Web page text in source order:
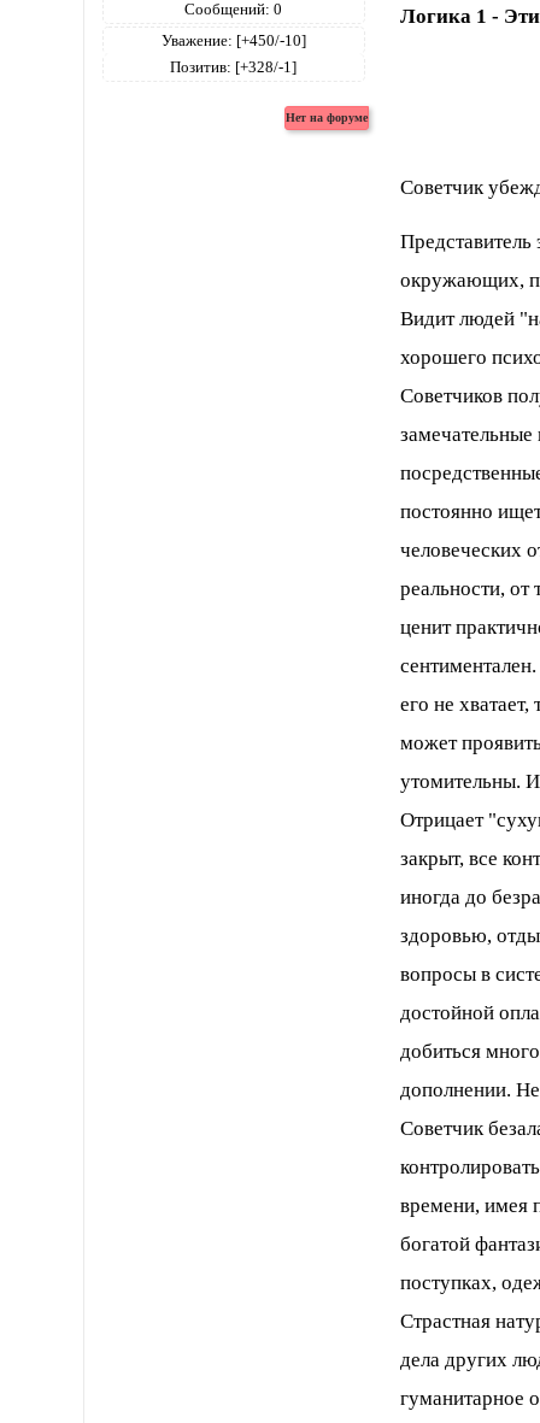
Сообщений: 0
Уважение: [+450/-10]
Позитив: [+328/-1]
Логика 1 -
Советчик
окружающих,
Видит людей
хорошего
Советчиков
замечательные
постоянно
человеческих
реальности,
ценит
его не
может
утомительны.
Отрицает
закрыт, все
иногда до
здоровью,
вопросы в
достойной
добиться
дополнении.
Советчик
времени, имея
богатой
поступках,
Страстная
дела других
гуманитарное